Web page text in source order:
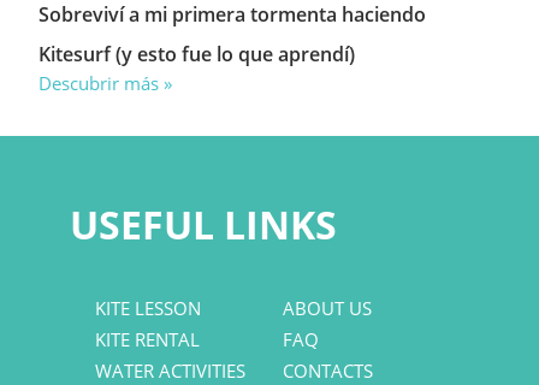
Sobreviví a mi primera tormenta haciendo
Kitesurf (y esto fue lo que aprendí)
Descubrir más »
USEFUL LINKS
KITE LESSON
KITE RENTAL
WATER ACTIVITIES
ABOUT US
FAQ
CONTACTS